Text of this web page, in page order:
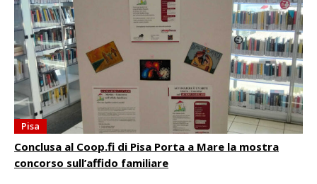
Pisa
Conclusa al Coop.fi di Pisa Porta a Mare la mostra
concorso sull’affido familiare